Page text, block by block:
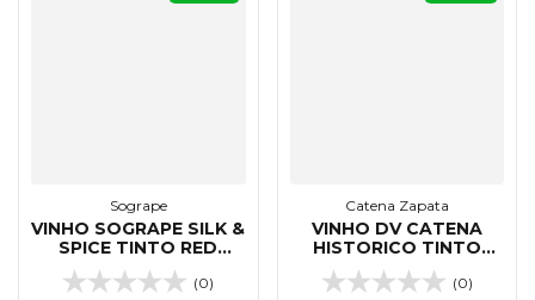
Sogrape
VINHO SOGRAPE SILK &
SPICE TINTO RED
BLEND 750 ML
(0)
Catena Zapata
VINHO DV CATENA
HISTORICO TINTO
BLEND 750 ML
(0)